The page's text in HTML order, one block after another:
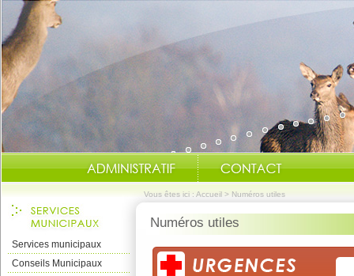
Vous êtes ici : Accueil > Numéros utiles
Services municipaux
Conseils Municipaux
Numéros utiles